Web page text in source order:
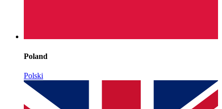
Poland
Polski